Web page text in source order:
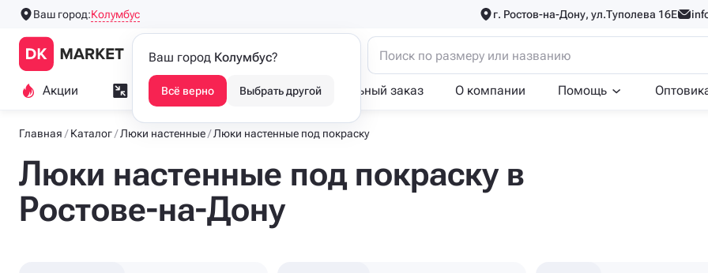
Ваш город:Колумбус г. Ростов-на-Дону, ул.Туполева 16Е
люки с 2016 года
Акции Замер и монтаж Индивидуальный заказ О компании Помощь
Главная Каталог Люки настенные Люки настенные под покраску
Люки настенные под покраску в
Ростове-на-Дону
Ваш город Колумбус?
Всё верно Выбрать другой